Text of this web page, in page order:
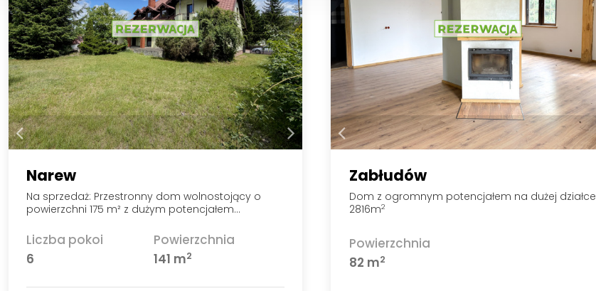
Narew
Na sprzedaż: Przestronny dom wolnostojący o
powierzchni 175 m² z dużym potencjałem…
Liczba pokoi
6
Powierzchnia
141 m2
Zabłudów
Dom z ogromnym potencjałem na dużej działce
2816m2
Powierzchnia
82 m2